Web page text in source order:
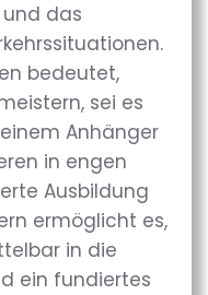
das
bedeutet,
sei es
Anhänger
in engen
Ausbildung
ermöglicht es,
in die
ein fundiertes